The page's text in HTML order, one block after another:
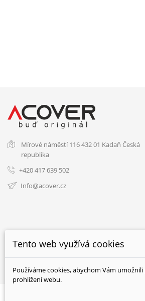
Mírové náměstí 116432 01 Kadaň Česká
republika
+420 417 639 502
Info@acover.cz
Tento web využívá cookies
Používáme cookies, abychom Vám
prohlížení webu.